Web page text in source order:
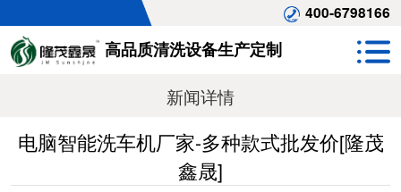
400-6798166
高品质清洗设备生产定制
新闻详情
电脑智能洗车机厂家-多种款式批发价[隆茂
鑫晟]